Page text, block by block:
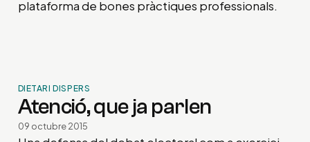
plataforma de bones pràctiques professionals.
DIETARI DISPERS
Atenció, que ja parlen
09 octubre 2015